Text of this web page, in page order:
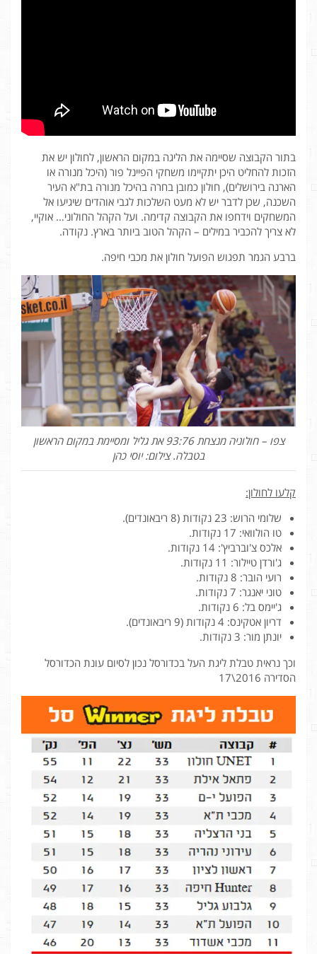
בתור הקבוצה שסיימה את הליגה במקום הראשון, לחולון יש את
הזכות להחליט היכן יתקיימו משחקי הפיינל פור (היכל מנורה או
הארנה בירושלים), חולון כמובן בחרה בהיכל מנורה בת"א העיר
השכנה, שכן לדבר יש לא מעט השלכות לגבי אוהדים שיגיעו אל
המשחקים וידחפו את הקבוצה קדימה. ועל הקהל החולוני… אוקיי,
לא צריך להכביר במילים – הקהל הטוב ביותר בארץ. נקודה.
ברבע הגמר תפגוש הפועל חולון את מכבי חיפה.
צפו – חולוניה מנצחת 93:76 את גליל ומסיימת במקום הראשון
בטבלה. צילום: יוסי כהן
קלעו לחולון:
שלומי הרוש: 23 נקודות (8 ריבאונדים).
טו הולוואי: 17 נקודות.
אלכס צ'וברביץ': 14 נקודות.
ג'ורדן טיילור: 11 נקודות.
רועי הובר: 8 נקודות.
טוני יאנגר: 7 נקודות.
ג'יימס בל: 6 נקודות.
דריון אטקינס: 4 נקודות (9 ריבאונדים).
יונתן מור: 3 נקודות.
וכך נראית טבלת ליגת העל בכדורסל נכון לסיום עונת הכדורסל
הסדירה 2016\17